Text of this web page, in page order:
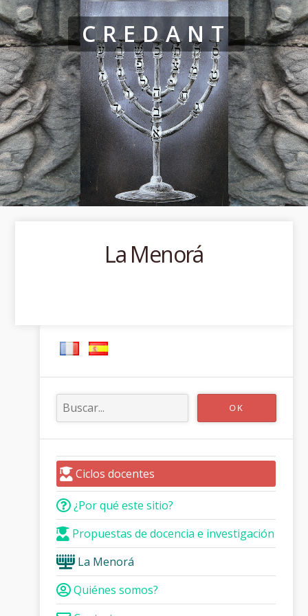
CREDANT
La Menorá
Ciclos docentes
¿Por qué este sitio?
Propuestas de docencia e investigación
La Menorá
Quiénes somos?